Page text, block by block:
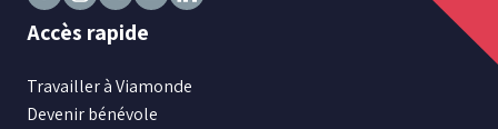
Suivez
sur
Facebook
Suivez
sur
Instagram
Suivez
nous
sur
X
Suivez
Youtube
sur
Accès rapide
Travailler à Viamonde
Devenir bénévole